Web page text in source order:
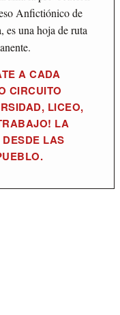
Anfictiónico de
es una hoja de ruta
A CADA
CIRCUITO
LICEO,
LA
LAS